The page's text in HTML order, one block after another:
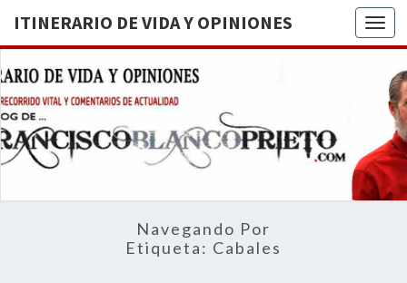
ITINERARIO DE VIDA Y OPINIONES
DE
BREVE
RECORRIDO
VITAL Y
ACTUALIDAD
Navegando Por
Etiqueta: Cabales